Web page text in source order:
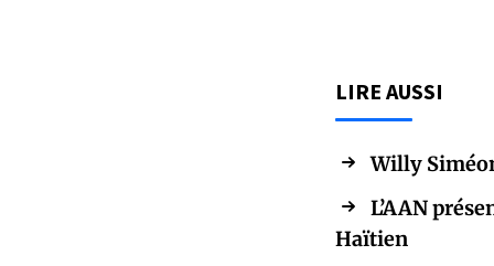
LIRE AUSSI
Willy
L’AAN
Haïtien